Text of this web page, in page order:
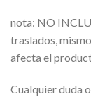
nota: NO
traslados,
afecta el
Cualquier duda